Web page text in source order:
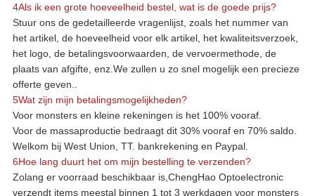
4Als ik een grote hoeveelheid bestel, wat is de goede prijs?
Stuur ons de gedetailleerde vragenlijst, zoals het nummer van
het artikel, de hoeveelheid voor elk artikel, het kwaliteitsverzoek,
het logo, de betalingsvoorwaarden, de vervoermethode, de
plaats van afgifte, enz.We zullen u zo snel mogelijk een precieze
offerte geven..
5Wat zijn mijn betalingsmogelijkheden?
Voor monsters en kleine rekeningen is het 100% vooraf.
Voor de massaproductie bedraagt dit 30% vooraf en 70% saldo.
Welkom bij West Union, TT. bankrekening en Paypal.
6Hoe lang duurt het om mijn bestelling te verzenden?
Zolang er voorraad beschikbaar is,ChengHao Optoelectronic
verzendt items meestal binnen 1 tot 3 werkdagen voor monsters